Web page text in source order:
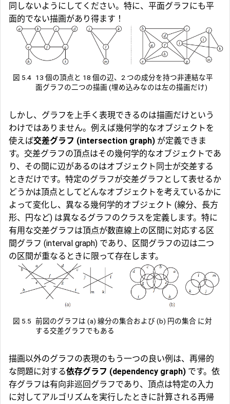
同しないようにしてください。特に、平面グラフにも平
面的でない描画があり得ます！
図 5.4 13 個の頂点と 18 個の辺、2 つの成分を持つ非連結な平
面グラフの二つの描画 (埋め込みなのは左の描画だけ)
しかし、グラフを上手く表現できるのは描画だけという
わけではありません。例えば幾何学的なオブジェクトを
使えば交差グラフ (intersection graph) が定義できま
す。交差グラフの頂点はその幾何学的なオブジェクトであ
り、その間に辺があるのはオブジェクト同士が交差する
ときだけです。特定のグラフが交差グラフとして表せるか
どうかは頂点としてどんなオブジェクトを考えているかに
よって変化し、異なる幾何学的オブジェクト (線分、長方
形、円など) は異なるグラフのクラスを定義します。特に
有用な交差グラフは頂点が数直線上の区間に対応する区
間グラフ (interval graph) であり、区間グラフの辺は二つ
の区間が重なるときに限って存在します。
図 5.5 前図のグラフは (a) 線分の集合および (b) 円の集合 に対
する交差グラフでもある
描画以外のグラフの表現のもう一つの良い例は、再帰的
な問題に対する依存グラフ (dependency graph) です。依
存グラフは有向非巡回グラフであり、頂点は特定の入力
に対してアルゴリズムを実行したときに計算される再帰